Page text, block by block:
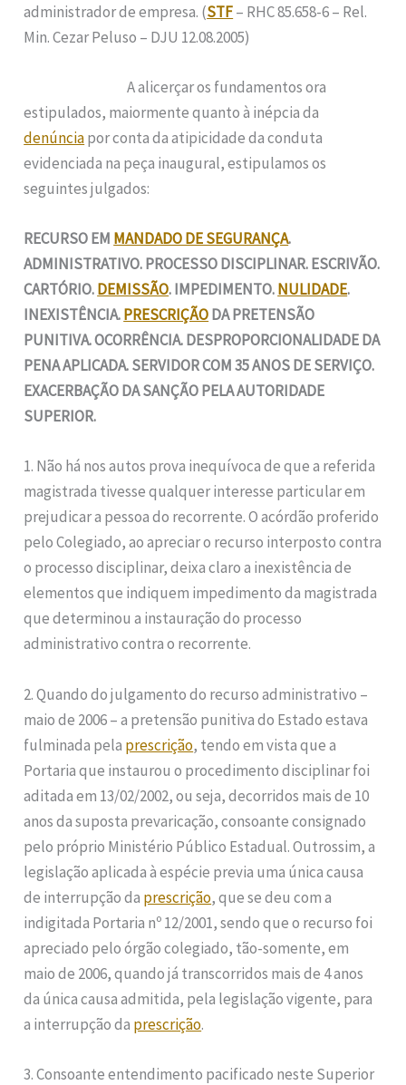
administrador de empresa. (STF– RHC 85.658-6 – Rel.
Min. Cezar Peluso – DJU 12.08.2005)
A alicerçar os fundamentos ora
estipulados, maiormente quanto à inépcia da
denúnciapor conta da atipicidade da conduta
evidenciada na peça inaugural, estipulamos os
seguintes julgados:
RECURSO EM MANDADO DE SEGURANÇA.
ADMINISTRATIVO. PROCESSO DISCIPLINAR. ESCRIVÃO.
CARTÓRIO.DEMISSÃO. IMPEDIMENTO.NULIDADE.
INEXISTÊNCIA.PRESCRIÇÃODA PRETENSÃO
PUNITIVA. OCORRÊNCIA. DESPROPORCIONALIDADE DA
PENA APLICADA. SERVIDOR COM 35 ANOS DE SERVIÇO.
EXACERBAÇÃO DA SANÇÃO PELA AUTORIDADE
SUPERIOR.
1. Não há nos autos prova inequívoca de que a referida
magistrada tivesse qualquer interesse particular em
prejudicar a pessoa do recorrente. O acórdão proferido
pelo Colegiado, ao apreciar o recurso interposto contra
o processo disciplinar, deixa claro a inexistência de
elementos que indiquem impedimento da magistrada
que determinou a instauração do processo
administrativo contra o recorrente.
2. Quando do julgamento do recurso administrativo –
maio de 2006 – a pretensão punitiva do Estado estava
fulminada pela prescrição, tendo em vista que a
Portaria que instaurou o procedimento disciplinar foi
aditada em 13/02/2002, ou seja, decorridos mais de 10
anos da suposta prevaricação, consoante consignado
pelo próprio Ministério Público Estadual. Outrossim, a
legislação aplicada à espécie previa uma única causa
de interrupção da prescrição, que se deu com a
indigitada Portaria nº 12/2001, sendo que o recurso foi
apreciado pelo órgão colegiado, tão-somente, em
maio de 2006, quando já transcorridos mais de 4 anos
da única causa admitida, pela legislação vigente, para
a interrupção da prescrição.
3. Consoante entendimento pacificado neste Superior